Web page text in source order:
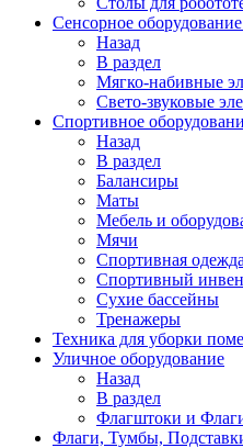
Сенсорное
Назад
В раздел
Мягко-набивные
Свето-звуковые
Спортивное
Назад
В раздел
Балансиры
Маты
Мебель и
Мячи
Спортивная одежда
Спортивный
Сухие бассейны
Тренажеры
Техника для уборки
Уличное оборудование
Назад
В раздел
Флагштоки и
Флаги, Тумбы,